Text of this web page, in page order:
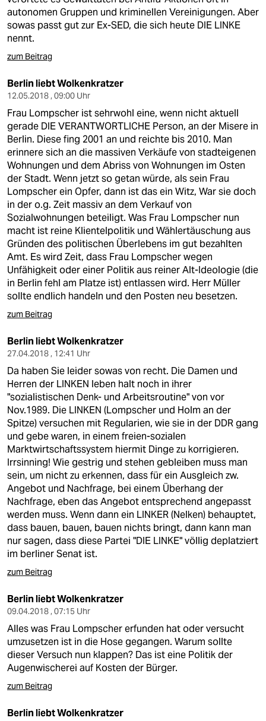
autonomen Gruppen und kriminellen Vereinigungen. Aber
sowas passt gut zur Ex-SED, die sich heute DIE LINKE
nennt.
zum Beitrag
Berlin liebt Wolkenkratzer
12.05.2018 , 09:00 Uhr
Frau Lompscher ist sehrwohl eine, wenn nicht aktuell
gerade DIE VERANTWORTLICHE Person, an der Misere in
Berlin. Diese fing 2001 an und reichte bis 2010. Man
erinnere sich an die massiven Verkäufe von stadteigenen
Wohnungen und dem Abriss von Wohnungen im Osten
der Stadt. Wenn jetzt so getan würde, als sein Frau
Lompscher ein Opfer, dann ist das ein Witz, War sie doch
in der o.g. Zeit massiv an dem Verkauf von
Sozialwohnungen beteiligt. Was Frau Lompscher nun
macht ist reine Klientelpolitik und Wählertäuschung aus
Gründen des politischen Überlebens im gut bezahlten
Amt. Es wird Zeit, dass Frau Lompscher wegen
Unfähigkeit oder einer Politik aus reiner Alt-Ideologie (die
in Berlin fehl am Platze ist) entlassen wird. Herr Müller
sollte endlich handeln und den Posten neu besetzen.
zum Beitrag
Berlin liebt Wolkenkratzer
27.04.2018 , 12:41 Uhr
Da haben Sie leider sowas von recht. Die Damen und
Herren der LINKEN leben halt noch in ihrer
"sozialistischen Denk- und Arbeitsroutine" von vor
Nov.1989. Die LINKEN (Lompscher und Holm an der
Spitze) versuchen mit Regularien, wie sie in der DDR gang
und gebe waren, in einem freien-sozialen
Marktwirtschaftssystem hiermit Dinge zu korrigieren.
Irrsinning! Wie gestrig und stehen gebleiben muss man
sein, um nicht zu erkennen, dass für ein Ausgleich zw.
Angebot und Nachfrage, bei einem Überhang der
Nachfrage, eben das Angebot entsprechend angepasst
werden muss. Wenn dann ein LINKER (Nelken) behauptet,
dass bauen, bauen, bauen nichts bringt, dann kann man
nur sagen, dass diese Partei "DIE LINKE" völlig deplatziert
im berliner Senat ist.
zum Beitrag
Berlin liebt Wolkenkratzer
09.04.2018 , 07:15 Uhr
Alles was Frau Lompscher erfunden hat oder versucht
umzusetzen ist in die Hose gegangen. Warum sollte
dieser Versuch nun klappen? Das ist eine Politik der
Augenwischerei auf Kosten der Bürger.
zum Beitrag
Berlin liebt Wolkenkratzer